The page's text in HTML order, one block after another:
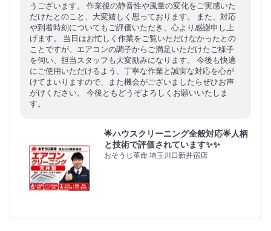
うございます。 作業後の静音性や風量の変化をご実感いた
だけたとのこと、大変嬉しく思っております。 また、対応
や到着時刻についてもご評価いただき、心より感謝申し上
げます。 当日はお忙しく作業をご覧いただけなかったとの
ことですが、エアコンの調子からご満足いただけたご様子
を伺い、担当スタッフも大変励みになります。 今後も快適
にご使用いただけるよう、丁寧な作業と誠実な対応を心が
けてまいりますので、また機会がございましたらぜひお声
がけください。 今後ともどうぞよろしくお願いいたしま
す。
🌟ハウスクリーニング全般対応🌟人柄
と技術で評価されています✨✨
おそうじ革命 埼玉川口新井宿店